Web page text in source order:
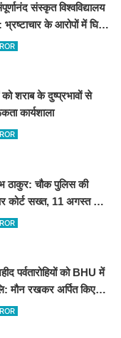
संस्कृत विश्वविद्यालय
भ्रष्टाचार के आरोपों में घिरे
सभी निकायों से
शराब के दुष्प्रभावों से
कार्यशाला
ठाकुर: चौक पुलिस की
कोर्ट सख्त, 11 अगस्त को
पर्वतारोहियों को BHU में
मौन रखकर अर्पित किए